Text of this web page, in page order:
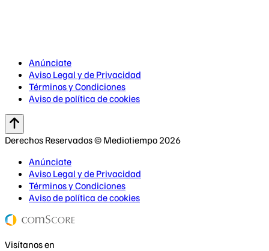
Anúnciate
Aviso Legal y de Privacidad
Términos y Condiciones
Aviso de política de cookies
Derechos Reservados © Mediotiempo 2026
Anúnciate
Aviso Legal y de Privacidad
Términos y Condiciones
Aviso de política de cookies
Visítanos en